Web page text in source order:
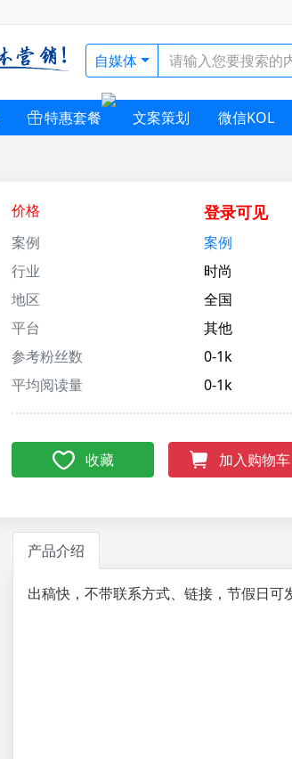
自媒体
特惠套餐 文案策划 微信KOL
价格 登录可见
案例
案例
行业
时尚
地区
全国
平台
其他
参考粉丝数
0-1k
平均阅读量
0-1k
收藏 加入购物车
产品介绍
出稿快，不带联系方式、链接，节假日可